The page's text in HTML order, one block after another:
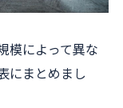
模によって異な
にまとめまし